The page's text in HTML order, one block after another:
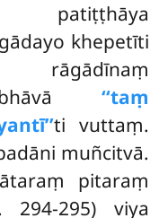
khepetīti
rāgādīnaṃ
‘‘taṃ
ti vuttaṃ.
muñcitvā.
pitaraṃ
294-295) viya